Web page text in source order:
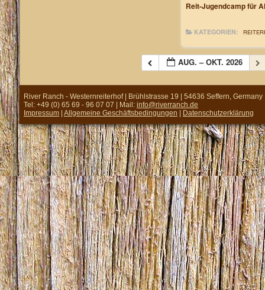
Reit-Jugendcamp für
KATEGORIEN:
AUG. – OKT. 2026
River Ranch - Westernreiterhof | Brühlstrasse 19 | 54636 Seffern, Germany
Tel: +49 (0) 65 69 - 96 07 07 | Mail: info@riverranch.de
Impressum | Allgemeine Geschäftsbedingungen | Datenschutzerklärung